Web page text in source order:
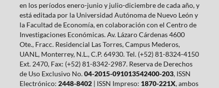
en los períodos enero-junio y julio-diciembre de cada año, y
está editada por la Universidad Autónoma de Nuevo León y
la Facultad de Economía, en colaboración con el Centro de
Investigaciones Económicas. Av. Lázaro Cárdenas 4600
Ote., Fracc. Residencial Las Torres, Campus Mederos,
UANL, Monterrey, N.L., C.P. 64930. Tel. (+52) 81-8324-4150
Ext. 2470, Fax: (+52) 81-8342-2987. Reserva de Derechos
de Uso Exclusivo No.04-2015-091013542400-203, ISSN
Electrónico: 2448-8402| ISSN Impreso: 1870-221X, ambos